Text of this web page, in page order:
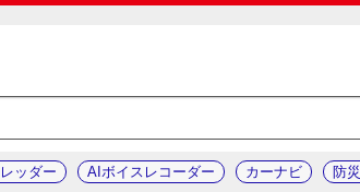
ッダー AIボイスレコーダー カーナビ 防